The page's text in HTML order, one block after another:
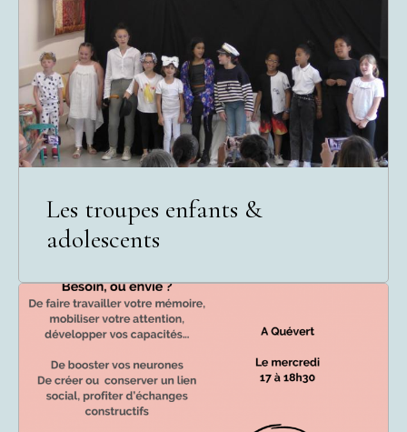
Les troupes enfants &
adolescents